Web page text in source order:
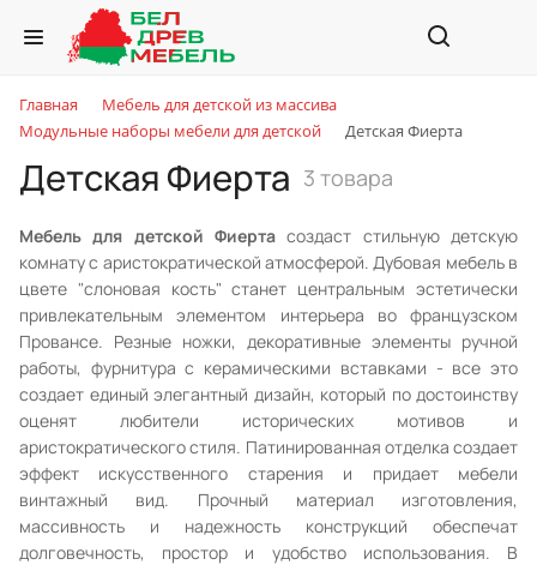
Главная
Мебель для детской из массива
Модульные наборы мебели для детской
Детская Фиерта
Детская Фиерта 3 товара
Мебель для детской Фиерта создаст стильную детскую
комнату с аристократической атмосферой. Дубовая мебель в
цвете "слоновая кость" станет центральным эстетически
привлекательным элементом интерьера во французском
Провансе. Резные ножки, декоративные элементы ручной
работы, фурнитура с керамическими вставками - все это
создает единый элегантный дизайн, который по достоинству
оценят любители исторических мотивов и
аристократического стиля. Патинированная отделка создает
эффект искусственного старения и придает мебели
винтажный вид. Прочный материал изготовления,
массивность и надежность конструкций обеспечат
долговечность, простор и удобство использования. В